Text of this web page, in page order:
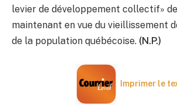
levier de développement collectif»
maintenant en vue du vieillissement
de la population québécoise. (N.P.)
Imprimer le